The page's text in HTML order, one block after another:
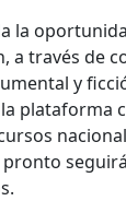
la
a través de
y
plataforma